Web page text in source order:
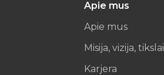
Apie mus
Apie mus
Misija, vizija, tikslai
Karjera